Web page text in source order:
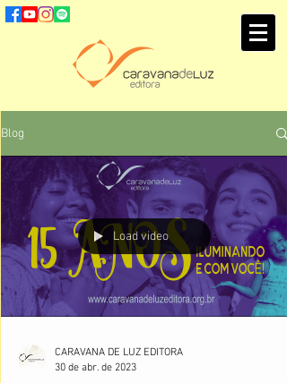
Blog
Load video
CARAVANA DE LUZ EDITORA
30 de abr. de 2023